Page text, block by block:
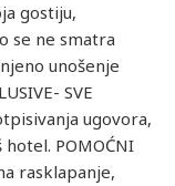
gostiju,
se ne smatra
unošenje
SVE
ugovora,
POMOĆNI
rasklapanje,